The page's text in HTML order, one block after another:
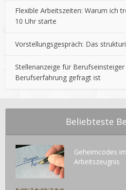
Flexible Arbeitszeiten: Warum ich
10 Uhr starte
Vorstellungsgespräch: Das
Stellenanzeige für
Berufserfahrung gefragt ist
Beliebteste
Geheimcodes im
Arbeitszeugnis